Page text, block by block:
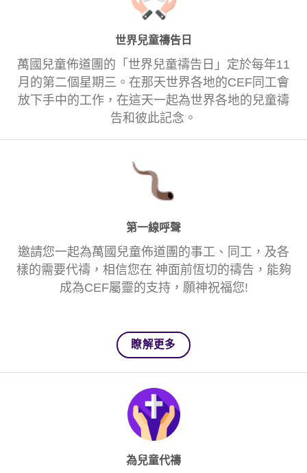
世界兒童禱告日
萬國兒童佈道團的「世界兒童禱告日」定於每年11
月的第二個星期三。在那天世界各地的CEF同工會
放下手中的工作，在這天一起為世界各地的兒童禱
告和彼此記念。
第一線呼聲
邀請您一起為萬國兒童佈道團的事工、同工，及各
樣的需要代禱，相信您在 神面前恆切的禱告，能夠
成為CEF屬靈的支持，願神祝福您!
瞭解更多
為兒童代禱